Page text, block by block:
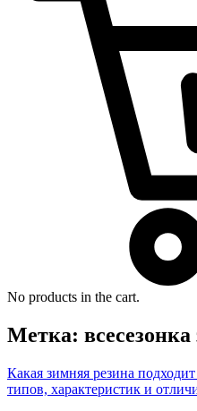
No products in the cart.
Метка:
Какая зимняя резина
типов, характеристик и